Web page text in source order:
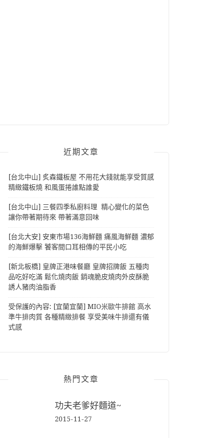
近期文章
[台北中山] 炙森鐵板屋 不用花大錢就能享受質感
精緻鐵板燒 和風蛋捲誰點誰愛
[台北中山] 三餐四季私廚料理 精心變化的菜色
讓你帶著期待來 帶著滿意回味
[台北大安] 安東市場136海鮮麵 痛風海鮮麵 濃郁
的海鮮爆擊 饕客間口耳相傳的平民小吃
[新北板橋] 皇牌正港味餐廳 皇牌招牌飯 五種肉
品吃好吃滿 鬆化燒肉飯 銷魂脆皮燒肉外皮酥脆
誘人豬肉油脂香
受保護的內容: [宜蘭宜蘭] MIO米歐牛排館 高水
準牛排肉質 各種精緻排餐 享受美味牛排還有儀
式感
熱門文章
功夫老爹好麵道~
2015-11-27